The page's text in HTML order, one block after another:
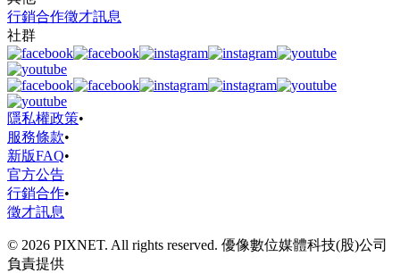
行銷合作徵才訊息
社群
隱私權政策•
服務條款•
新版FAQ•
官方公告
行銷合作•
徵才訊息
© 2026 PIXNET. All rights reserved. 優像數位媒體科技(股)公司
負責提供